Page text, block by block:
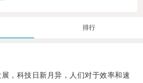
排行
科技日新月异，人们对于效率和速